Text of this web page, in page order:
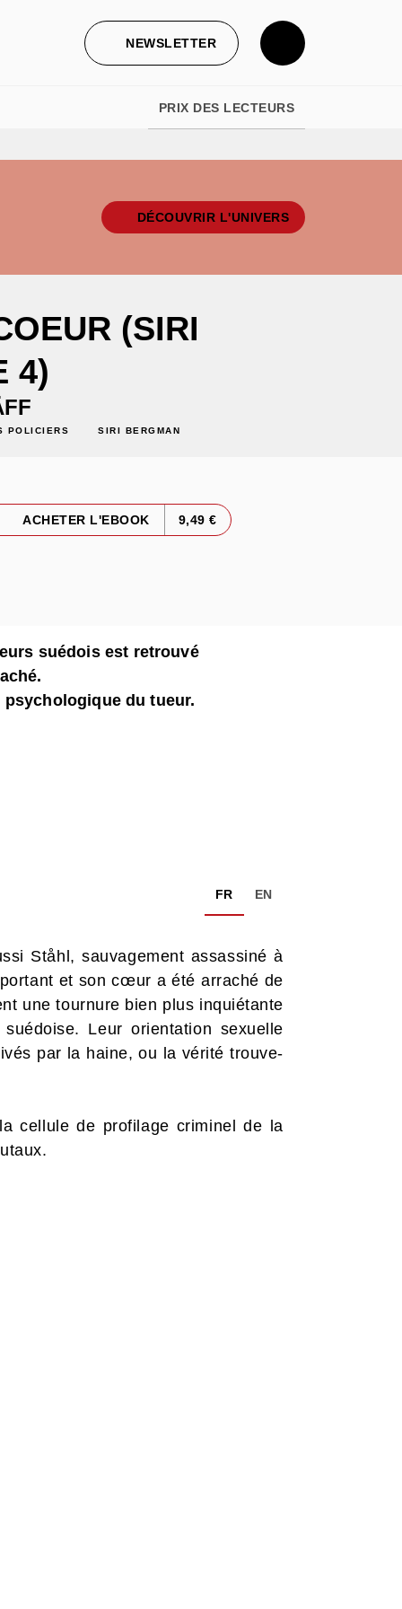
NEWSLETTER
PRIX DES LECTEURS
DÉCOUVRIR L'UNIVERS
(SIRI
4)
POLICIERS SIRI BERGMAN
ACHETER L'EBOOK 9,49 €
suédois est retrouvé
du tueur.
FR EN
Ståhl, sauvagement assassiné à
et son cœur a été arraché de
une tournure bien plus inquiétante
Leur orientation sexuelle
par la haine, ou la vérité trouve-
cellule de profilage criminel de la